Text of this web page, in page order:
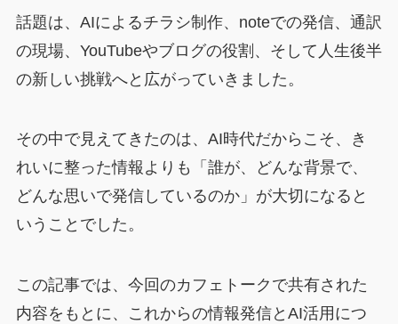
話題は、AIによるチラシ制作、noteでの発信、通訳
の現場、YouTubeやブログの役割、そして人生後半
の新しい挑戦へと広がっていきました。
その中で見えてきたのは、AI時代だからこそ、き
れいに整った情報よりも「誰が、どんな背景で、
どんな思いで発信しているのか」が大切になると
いうことでした。
この記事では、今回のカフェトークで共有された
内容をもとに、これからの情報発信とAI活用につ